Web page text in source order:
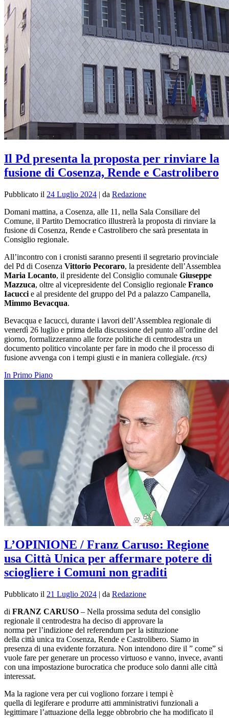
Il Pd presenta la proposta per rinviare la
fusione di Cosenza, Rende e Castrolibero
Pubblicato il 24 Luglio 2024 | da Redazione
Domani mattina, a Cosenza, alle 11, nella Sala Consiliare del
Comune, il Partito Democratico illustrerà la proposta di rinviare la
fusione di Cosenza, Rende e Castrolibero che sarà presentata in
Consiglio regionale.
All’incontro con i cronisti saranno presenti il segretario provinciale
del Pd di Cosenza Vittorio Pecoraro, la presidente dell’Assemblea
Maria Locanto, il presidente del Consiglio comunale Giuseppe
Mazzuca, oltre al vicepresidente del Consiglio regionale Franco
Iacucci e al presidente del gruppo del Pd a palazzo Campanella,
Mimmo Bevacqua.
Bevacqua e Iacucci, durante i lavori dell’Assemblea regionale di
venerdì 26 luglio e prima della discussione del punto all’ordine del
giorno, formalizzeranno alle forze politiche di centrodestra un
documento politico vincolante per fare in modo che il processo di
fusione avvenga con i tempi giusti e in maniera collegiale. (rcs)
In Primo Piano
L’OPINIONE / Franz Caruso: Regione
usa Città Unica per affermare potere di
sciogliere i Comuni non graditi
Pubblicato il 21 Luglio 2024 | da Redazione
di FRANZ CARUSO – Nella prossima seduta del consiglio
regionale il centrodestra ha deciso di approvare la
norma perl’indizione del referendum perla istituzione
della città unica tra Cosenza, Rende e Castrolibero. Siamo in
presenza di una evidente forzatura. Non intendono dire il ” come” si
vuole fare pergenerare un processo virtuoso e vanno, invece, avanti
con una impostazione burocratica che produce solo danni alle città
interessat.
Ma la ragione vera percui vogliono forzare i tempi è
quella di legiferare e produrre atti amministrativi funzionali a
legittimare l’attuazione della legge obbrobrio che ha modificato il